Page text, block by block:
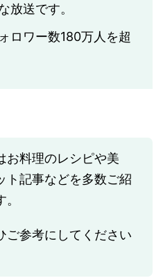
放送です。
ワー数180万人を超
お料理のレシピや美
ト記事などを多数ご紹
ご参考にしてください